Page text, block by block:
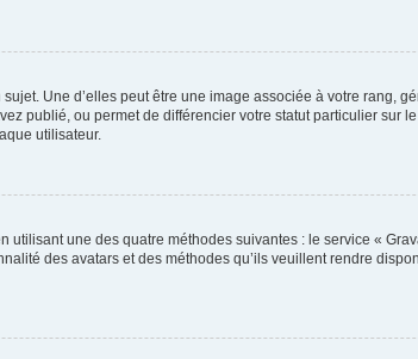
Une d’elles peut être une image associée à votre rang,
publié, ou permet de différencier votre statut particulier sur
utilisateur.
une des quatre méthodes suivantes : le service «
des avatars et des méthodes qu’ils veuillent rendre